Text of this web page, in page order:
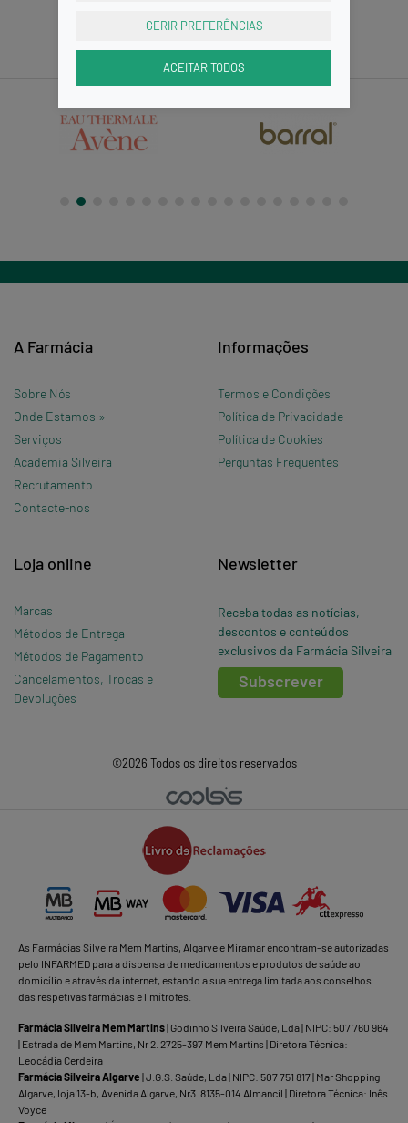
GERIR PREFERÊNCIAS
ACEITAR TODOS
A Farmácia
Sobre Nós
Onde Estamos »
Serviços
Academia Silveira
Recrutamento
Contacte-nos
Informações
Termos e Condições
Política de Privacidade
Política de Cookies
Perguntas Frequentes
Loja online
Marcas
Métodos de Entrega
Métodos de Pagamento
Cancelamentos, Trocas e
Devoluções
Newsletter
Receba todas as notícias,
descontos e conteúdos
exclusivos da Farmácia Silveira
Subscrever
©2026 Todos os direitos reservados
As Farmácias Silveira Mem Martins, Algarve e Miramar encontram-se autorizadas
pelo INFARMED para a dispensa de medicamentos e produtos de saúde ao
domicílio e através da internet, estando a sua entrega limitada aos conselhos
das respetivas farmácias e limítrofes.
Farmácia Silveira Mem Martins| Godinho Silveira Saúde, Lda | NIPC: 507 760 964
| Estrada de Mem Martins, Nr 2. 2725-397 Mem Martins | Diretora Técnica:
Leocádia Cerdeira
Farmácia Silveira Algarve | J.G.S. Saúde, Lda | NIPC: 507 751 817 | Mar Shopping
Algarve, loja 13-b, Avenida Algarve, Nr3. 8135-014 Almancil | Diretora Técnica: Inês
Voyce